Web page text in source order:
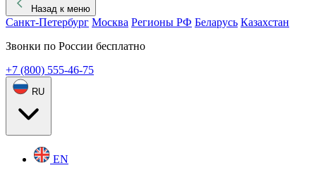
Назад к меню
Санкт-Петербург Москва Регионы РФ Беларусь Казахстан
Звонки по России бесплатно
+7 (800) 555-46-75
RU
EN